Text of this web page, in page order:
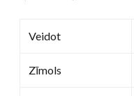
Veidot
Zīmols